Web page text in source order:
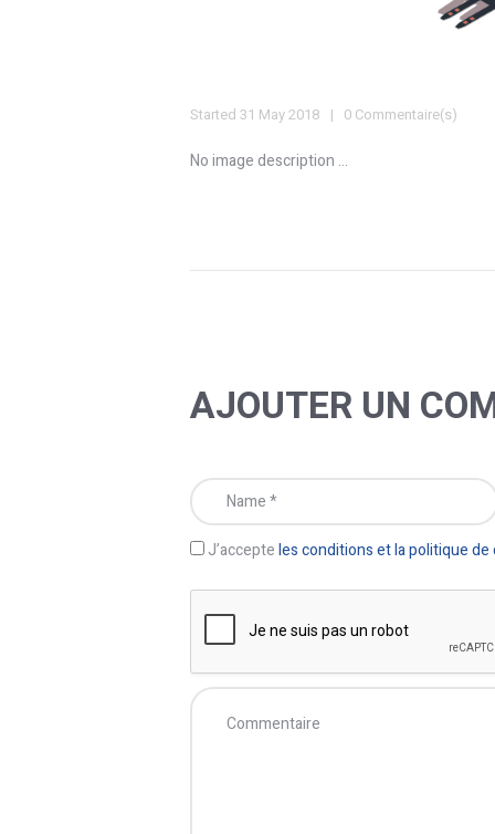
Started 31 May 2018 0 Commentaire(s)
No image description ...
AJOUTER UN
J’accepteles conditions et la politique